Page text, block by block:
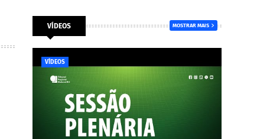
VÍDEOS MOSTRAR MAIS
VÍDEOS